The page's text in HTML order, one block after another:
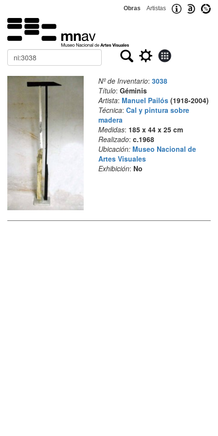
Obras Artistas
Buscar
Nº de Inventario: 3038
Título: Géminis
Artista: Manuel Pailós(1918-2004)
Técnica: Cal y pintura sobre
madera
Medidas: 185 x 44 x 25 cm
Realizado: c.1968
Ubicación: Museo Nacional de
Artes Visuales
Exhibición: No